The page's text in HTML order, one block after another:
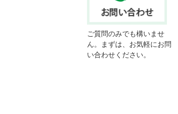
ご質問のみでも構いませ
ん。まずは、お気軽にお問
い合わせください。